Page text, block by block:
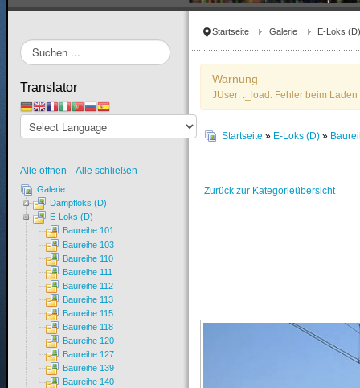
Startseite Galerie E-Loks (D)
Warnung
JUser: :_load: Fehler beim
Startseite » E-Loks (D) »
Zurück zur Kategorieübersicht
Suchen
...
Translator
Alle öffnen Alle schließen
Galerie
Dampfloks (D)
E-Loks (D)
Baureihe 101
Baureihe 103
Baureihe 110
Baureihe 111
Baureihe 112
Baureihe 113
Baureihe 115
Baureihe 118
Baureihe 120
Baureihe 127
Baureihe 139
Baureihe 140